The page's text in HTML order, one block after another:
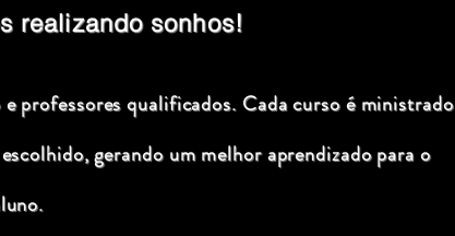
realizando sonhos!
professores qualificados. Cada curso é ministrado
gerando um melhor aprendizado para o